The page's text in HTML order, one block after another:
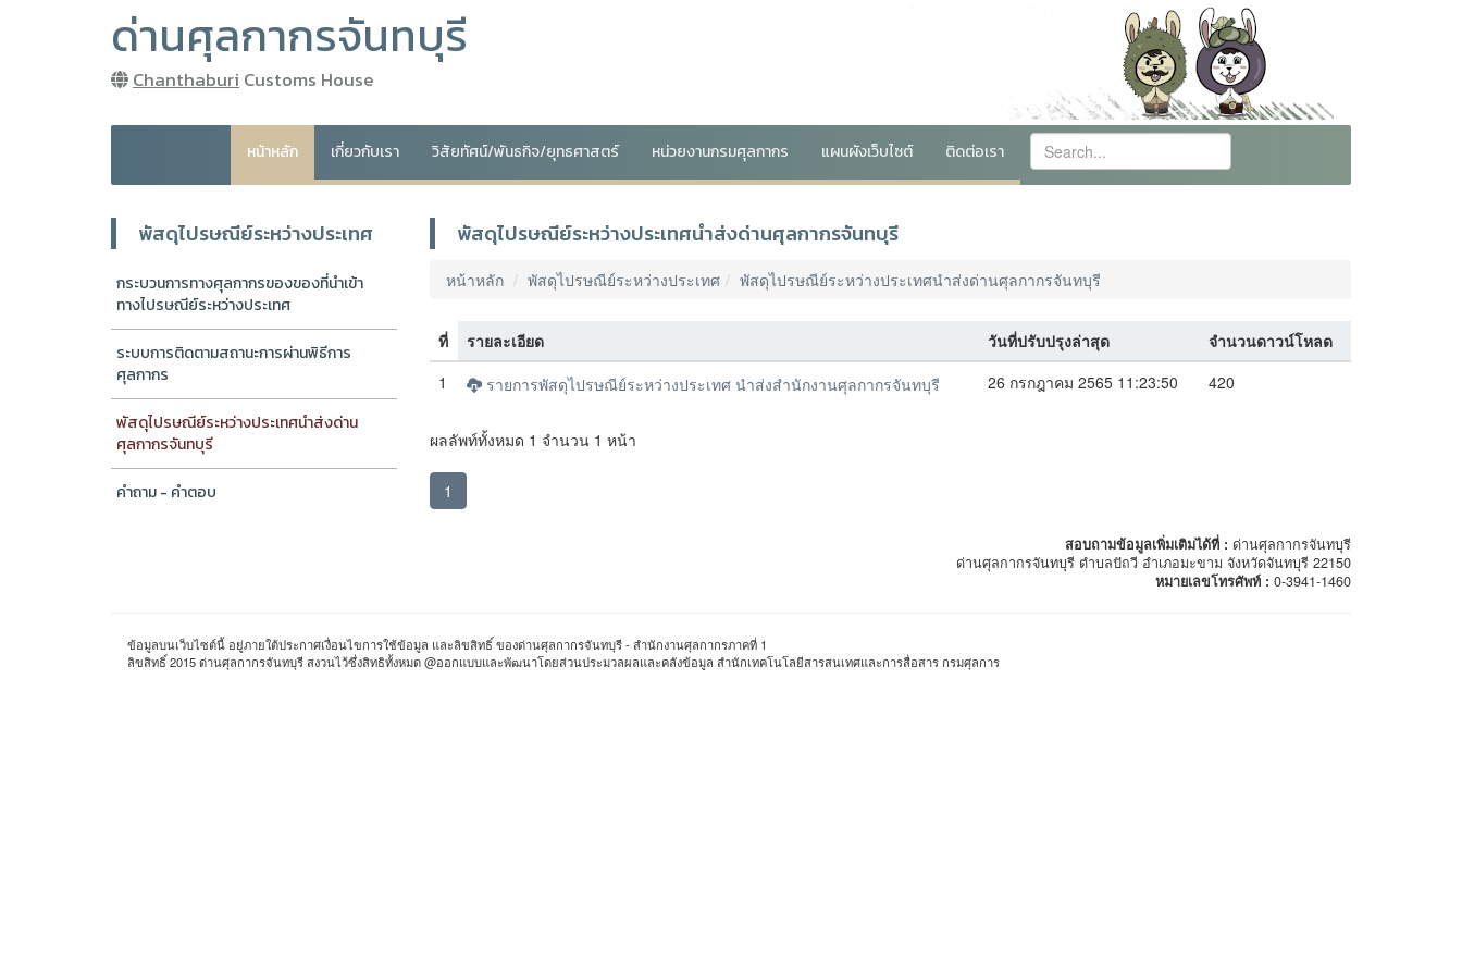
ด่านศุลกากรจันทบุรี
Chanthaburi Customs House
หน้าหลัก เกี่ยวกับเรา วิสัยทัศน์/พันธกิจ/ยุทธศาสตร์ หน่วยงานกรมศุลกากร แผนผังเว็บไซต์ ติดต่อเรา
พัสดุไปรษณีย์ระหว่างประเทศ
กระบวนการทางศุลกากรของของที่นำเข้า
ทางไปรษณีย์ระหว่างประเทศ
ระบบการติดตามสถานะการผ่านพิธีการ
ศุลกากร
พัสดุไปรษณีย์ระหว่างประเทศนำส่งด่าน
ศุลกากรจันทบุรี
คำถาม - คำตอบ
พัสดุไปรษณีย์ระหว่างประเทศนำส่งด่านศุลกากรจันทบุรี
หน้าหลัก พัสดุไปรษณีย์ระหว่างประเทศ พัสดุไปรษณีย์ระหว่างประเทศนำส่งด่านศุลกากรจันทบุรี
ที่ รายละเอียด วันที่ปรับปรุงล่าสุด
จำนวนดาวน์โหลด
1
รายการพัสดุไปรษณีย์ระหว่างประเทศ นำส่งสำนักงานศุลกากรจันทบุรี 26 กรกฎาคม 2565 11:23:50 420
ผลลัพท์ทั้งหมด 1 จำนวน 1 หน้า
1
สอบถามข้อมูลเพิ่มเติมได้ที่ : ด่านศุลกากรจันทบุรี
ด่านศุลกากรจันทบุรี ตำบลปัถวี อำเภอมะขาม จังหวัดจันทบุรี 22150
หมายเลขโทรศัพท์ : 0-3941-1460
ข้อมูลบนเว็บไซต์นี้ อยู่ภายใต้ประกาศเงื่อนไขการใช้ข้อมูล และลิขสิทธิ์ ของด่านศุลกากรจันทบุรี - สำนักงานศุลกากรภาคที่ 1
ลิขสิทธิ์ 2015 ด่านศุลกากรจันทบุรี สงวนไว้ซึ่งสิทธิทั้งหมด @ออกแบบและพัฒนาโดยส่วนประมวลผลและคลังข้อมูล สำนักเทคโนโลยีสารสนเทศและการสื่อสาร กรมศุลการ